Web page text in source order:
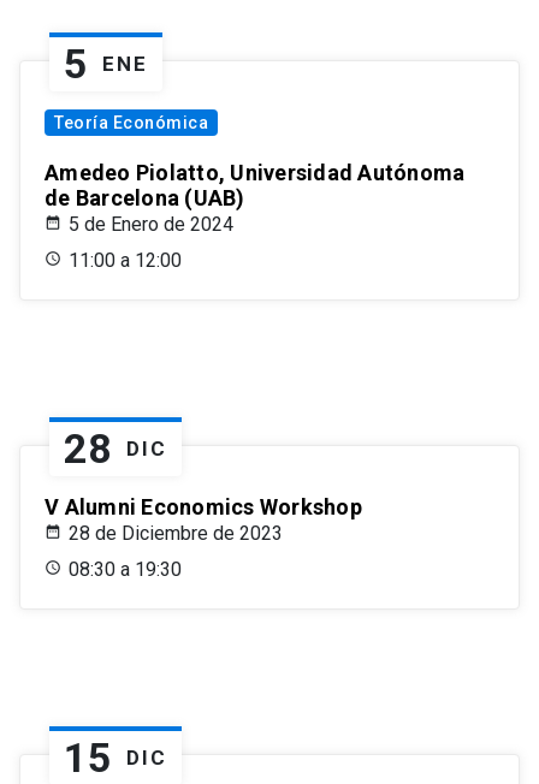
5 ENE
Teoría Económica
Amedeo Piolatto, Universidad Autónoma
de Barcelona (UAB)
5 de Enero de 2024
11:00 a 12:00
28 DIC
V Alumni Economics Workshop
28 de Diciembre de 2023
08:30 a 19:30
15 DIC